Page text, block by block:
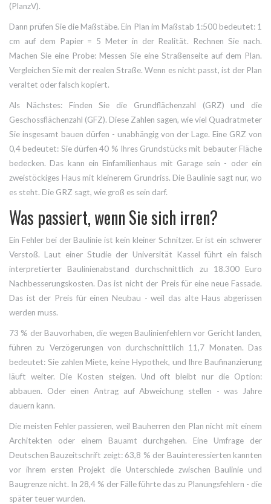
(PlanzV).
Dann prüfen Sie die Maßstäbe. Ein Plan im Maßstab 1:500 bedeutet: 1
cm auf dem Papier = 5 Meter in der Realität. Rechnen Sie nach.
Machen Sie eine Probe: Messen Sie eine Straßenseite auf dem Plan.
Vergleichen Sie mit der realen Straße. Wenn es nicht passt, ist der Plan
veraltet oder falsch kopiert.
Als Nächstes: Finden Sie die Grundflächenzahl (GRZ) und die
Geschossflächenzahl (GFZ). Diese Zahlen sagen, wie viel Quadratmeter
Sie insgesamt bauen dürfen - unabhängig von der Lage. Eine GRZ von
0,4 bedeutet: Sie dürfen 40 % Ihres Grundstücks mit bebauter Fläche
bedecken. Das kann ein Einfamilienhaus mit Garage sein - oder ein
zweistöckiges Haus mit kleinerem Grundriss. Die Baulinie sagt nur, wo
es steht. Die GRZ sagt, wie groß es sein darf.
Was passiert, wenn Sie sich irren?
Ein Fehler bei der Baulinie ist kein kleiner Schnitzer. Er ist ein schwerer
Verstoß. Laut einer Studie der Universität Kassel führt ein falsch
interpretierter Baulinienabstand durchschnittlich zu 18.300 Euro
Nachbesserungskosten. Das ist nicht der Preis für eine neue Fassade.
Das ist der Preis für einen Neubau - weil das alte Haus abgerissen
werden muss.
73 % der Bauvorhaben, die wegen Baulinienfehlern vor Gericht landen,
führen zu Verzögerungen von durchschnittlich 11,7 Monaten. Das
bedeutet: Sie zahlen Miete, keine Hypothek, und Ihre Baufinanzierung
läuft weiter. Die Kosten steigen. Und oft bleibt nur die Option:
abbauen. Oder einen Antrag auf Abweichung stellen - was Jahre
dauern kann.
Die meisten Fehler passieren, weil Bauherren den Plan nicht mit einem
Architekten oder einem Bauamt durchgehen. Eine Umfrage der
Deutschen Bauzeitschrift zeigt: 63,8 % der Bauinteressierten kannten
vor ihrem ersten Projekt die Unterschiede zwischen Baulinie und
Baugrenze nicht. In 28,4 % der Fälle führte das zu Planungsfehlern - die
später teuer wurden.